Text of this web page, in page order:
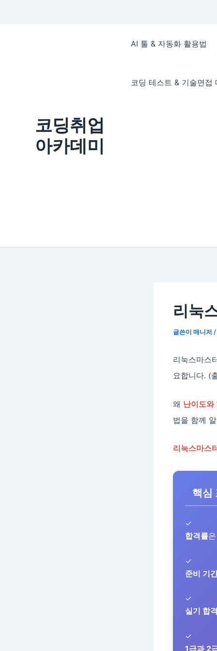
코딩취업
아카데미
AI 툴 & 자동화 활용법
코딩 테스트 & 기술면접
리눅
글쓴이 매니저 /
리눅스마스
요합니다. (
왜 난이도와
법을 함께
리눅스마스
핵심
✓
합격률
✓
준비 기
✓
실기 합
✓
1급과 2